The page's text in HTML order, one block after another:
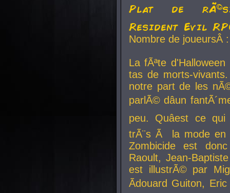
Plat de
Resident Evil
Nombre de
La fÃªte
tas de morts-
notre part de les
parlÃ© dâun
peu. Quâest ce
trÃ¨s Ã la mode en
Zombicide est
Raoult, Jean-
est illustrÃ© par
Ãdouard Guiton,